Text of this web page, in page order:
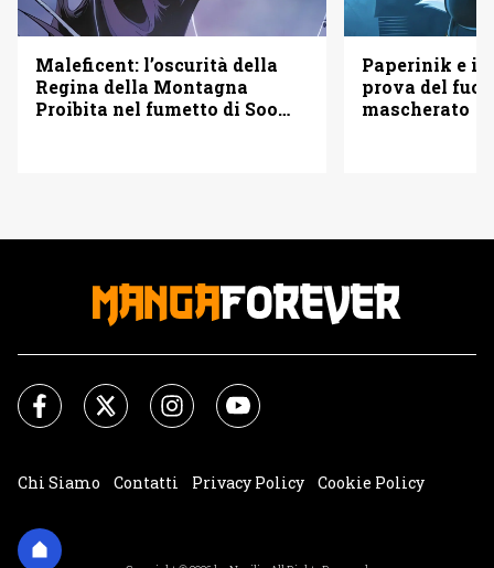
Maleficent: l’oscurità della
Regina della Montagna
Proibita nel fumetto di Soo
Paperinik e i
prova del
mascherato
Chi Siamo Contatti Privacy Policy
Cookie Policy